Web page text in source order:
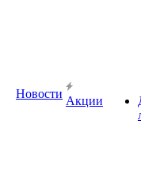
Новости
Акции